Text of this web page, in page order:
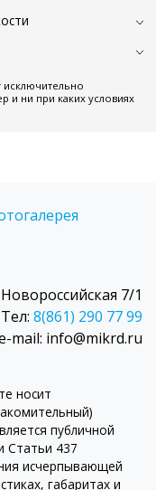
исключительно
и ни при каких условиях
7/1
Тел: 8(861) 290 77 99
mail: info@mikrd.ru
носит
публичной
Статьи 437
исчерпывающей
габаритах и